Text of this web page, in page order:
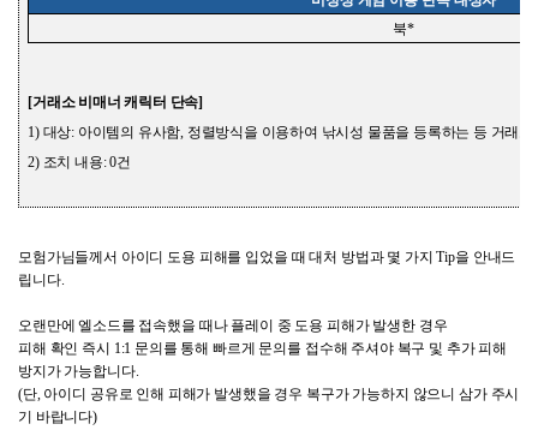
북*
[거래소 비매너 캐릭터 단속]
1) 대상: 아이템의 유사함 정렬방식을 이용하여 낚시성 물품을 등록하는 등 거래
2) 조치 내용: 0건
모험가님들께서 아이디 도용 피해를 입었을 때 대처 방법과 몇 가지 Tip을 안내드
립니다.
오랜만에 엘소드를 접속했을 때나 플레이 중 도용 피해가 발생한 경우
피해 확인 즉시 1:1 문의를 통해 빠르게 문의를 접수해 주셔야 복구 및 추가 피해
방지가 가능합니다.
(단, 아이디 공유로 인해 피해가 발생했을 경우 복구가 가능하지 않으니 삼가 주시
기 바랍니다)